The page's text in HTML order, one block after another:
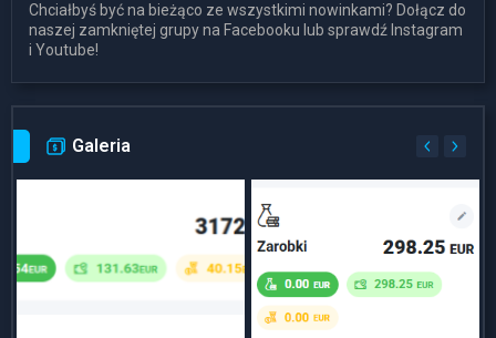
Chciałbyś być na bieżąco ze wszystkimi nowinkami? Dołącz do
naszej zamkniętej grupy na Facebooku lub sprawdź Instagram
i Youtube!
Galeria